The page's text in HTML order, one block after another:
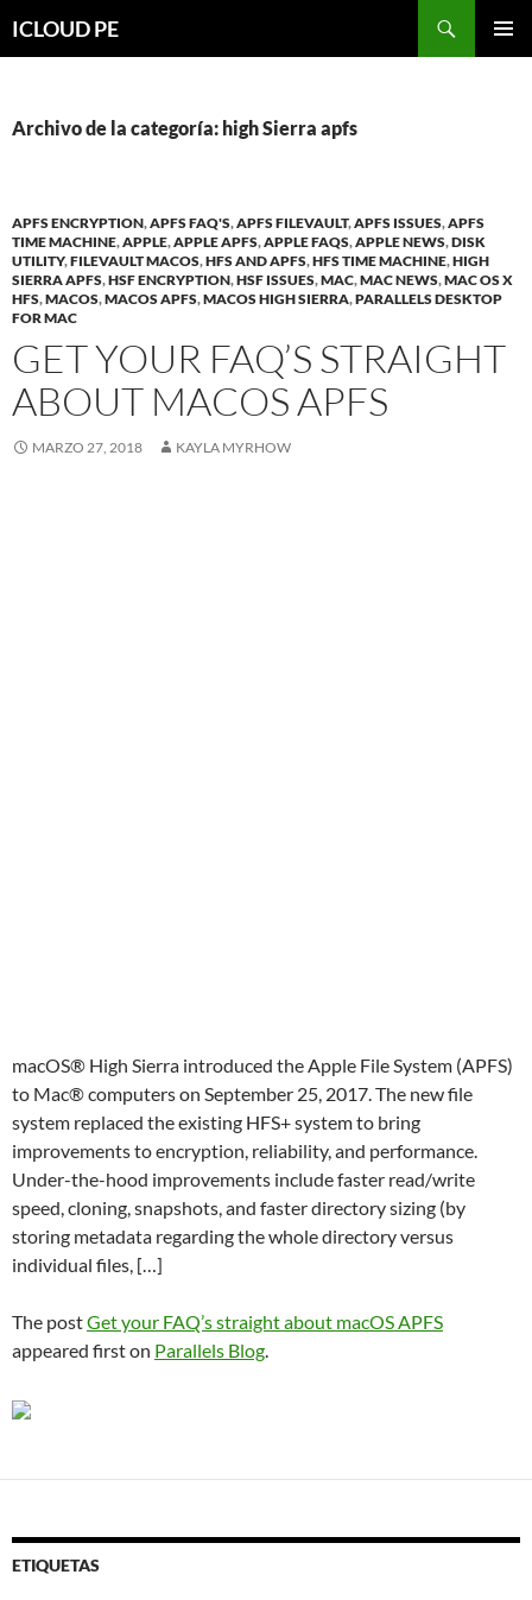
hacia
ICLOUD PE
Archivo de la categoría: high Sierra apfs
APFS ENCRYPTION,APFS FAQ'S,APFS FILEVAULT,APFS ISSUES,APFS
TIME MACHINE,APPLE,APPLE APFS,APPLE FAQS,APPLE NEWS,DISK
UTILITY,FILEVAULT MACOS,HFS AND APFS,HFS TIME MACHINE,HIGH
SIERRA APFS,HSF ENCRYPTION,HSF ISSUES,MAC,MAC NEWS,MAC OS X
HFS,MACOS,MACOS APFS,MACOS HIGH SIERRA,PARALLELS DESKTOP
FOR MAC
GET YOUR FAQ’S STRAIGHT
ABOUT MACOS APFS
MARZO 27, 2018 KAYLA MYRHOW
macOS® High Sierra introduced the Apple File System (APFS)
to Mac® computers on September 25, 2017. The new file
system replaced the existing HFS+ system to bring
improvements to encryption, reliability, and performance.
Under-the-hood improvements include faster read/write
speed, cloning, snapshots, and faster directory sizing (by
storing metadata regarding the whole directory versus
individual files, […]
The postGet your FAQ’s straight about macOS APFS
appeared first on Parallels Blog.
ETIQUETAS